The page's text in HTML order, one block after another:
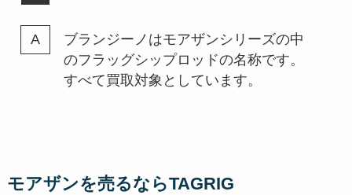
ブランジーノはモアザンシリーズの中
のフラッグシップロッドの名称です。
すべて買取対象としています。
モアザンを売るならTAGRIG